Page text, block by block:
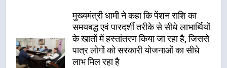
मुख्यमंत्री धामी ने कहा कि पेंशन राशि का
समयबद्ध एवं पारदर्शी तरीके से सीधे लाभार्थियों
के खातों में हस्तांतरण किया जा रहा है, जिससे
पात्र लोगों को सरकारी योजनाओं का सीधे
लाभ मिल रहा है